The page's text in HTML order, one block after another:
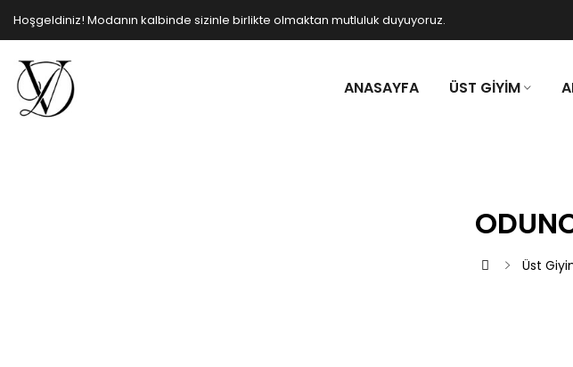
Hoşgeldiniz! Modanın kalbinde sizinle birlikte olmaktan mutluluk duyuyoruz.
ANASAYFA ÜST GIYIM
Üst